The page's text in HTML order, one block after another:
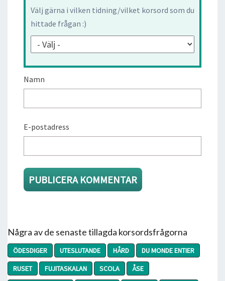
Välj gärna i vilken tidning/vilket korsord som du
hittade frågan :)
Namn
E-postadress
Några av de senaste tillagda korsordsfrågorna
ÖDESDIGER UTESLUTANDE HÅRD
DU MONDE ENTIER
RUSET
FUJITASKALAN SCOLA
ÅSE